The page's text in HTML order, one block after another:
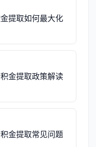
提取如何最大化
金提取政策解读
金提取常见问题